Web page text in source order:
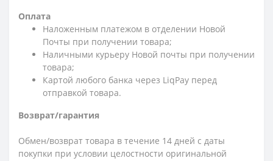
Оплата
Наложенным платежом в отделении Новой
Почты при получении товара;
Наличными курьеру Новой почты при получении
товара;
Картой любого банка через LiqPay перед
отправкой товара.
Возврат/гарантия
Обмен/возврат товара в течение 14 дней с даты
покупки при условии целостности оригинальной